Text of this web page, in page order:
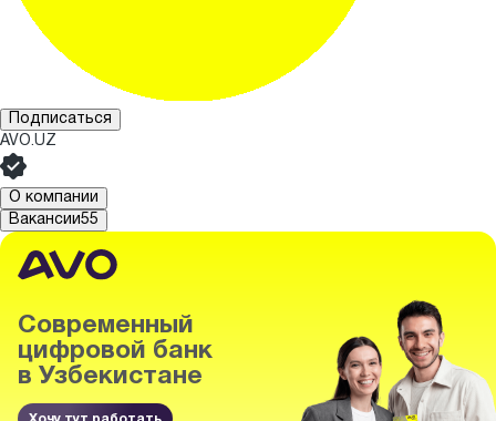
Подписаться
AVO.UZ
О компании
Вакансии55
Современный
цифровой банк
в Узбекистане